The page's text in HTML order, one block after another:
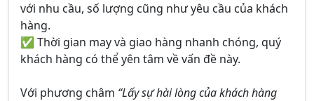
với nhu cầu, số lượng cũng như yêu cầu của khách
hàng.
✅ Thời gian may và giao hàng nhanh chóng, quý
khách hàng có thể yên tâm về vấn đề này.
Với phương châm “Lấy sự hài lòng của khách hàng